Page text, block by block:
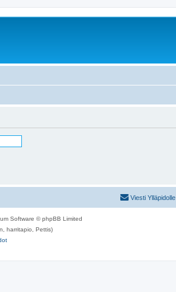
Viesti Ylläpidolle
Software © phpBB Limited
harritapio, Pettis)